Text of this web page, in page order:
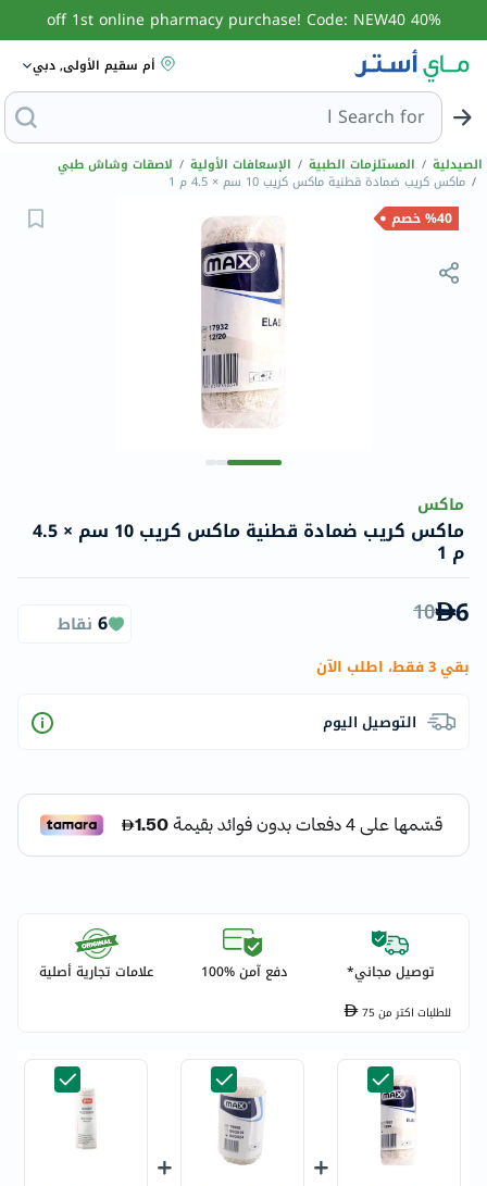
40% off 1st online pharmacy purchase! Code: NEW40
أم سقيم الأولى, دبي
Search for البحث عن مزي
الصيدلية / المستلزمات الطبية / الإسعافات الأولية / لاصقات وشاش طبي
/ ماكس كريب ضمادة قطنية ماكس كريب 10 سم × 4.5 م 1
%40 خصم
ماكس
ماكس كريب ضمادة قطنية ماكس كريب 10 سم × 4.5
م 1
6
10
6 نقاط
بقي 3 فقط، اطلب الآن
التوصيل اليوم
توصيل مجاني* دفع آمن %100 علامات تجارية أصلية
للطلبات اكتر من75